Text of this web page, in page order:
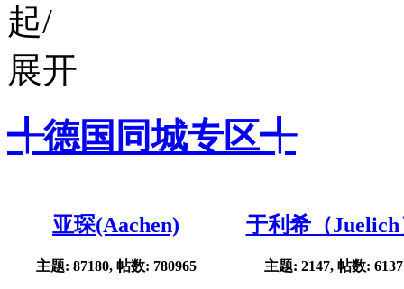
╃德国同城专区╃
亚琛(Aachen)
主题: 87180, 帖数: 780965
于利希（Juelich
主题: 2147, 帖数: 6137